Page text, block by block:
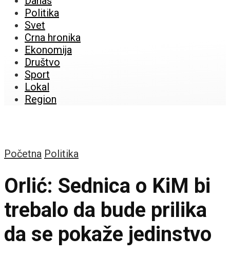
Politika
Svet
Crna hronika
Ekonomija
Društvo
Sport
Lokal
Region
Početna Politika
Orlić: Sednica o KiM bi
trebalo da bude prilika
da se pokaže jedinstvo